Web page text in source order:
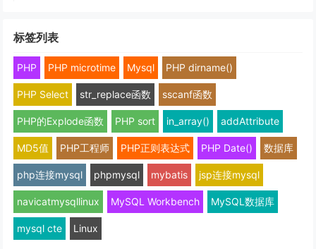
标签列表
PHP PHP microtime Mysql PHP dirname()
PHP Select str_replace函数 sscanf函数
PHP的Explode函数 PHP sort in_array() addAttribute
MD5值 PHP工程师 PHP正则表达式 PHP Date() 数据库
php连接mysql phpmysql mybatis jsp连接mysql
navicatmysqllinux MySQL Workbench MySQL数据库
mysql cte Linux